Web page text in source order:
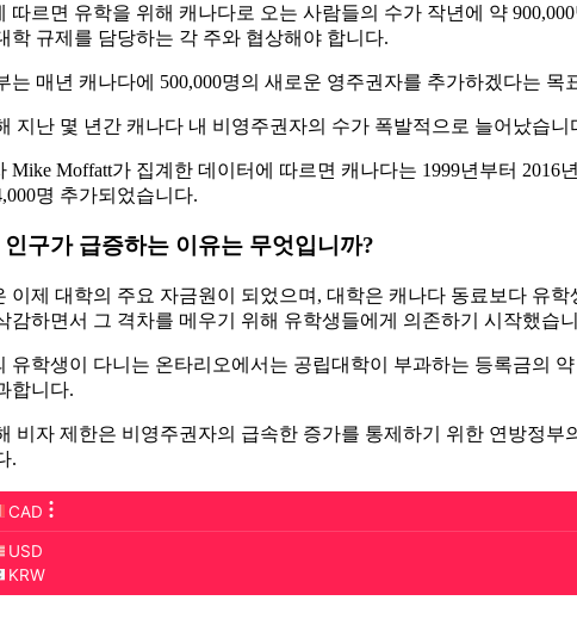
따르면 유학을 위해 캐나다로 오는 사람들의 수가 작년에 약
학 규제를 담당하는 각 주와 협상해야 합니다.
는 매년 캐나다에 500,000명의 새로운 영주권자를 추가하겠다는
지난 몇 년간 캐나다 내 비영주권자의 수가 폭발적으로 늘어났습니
Mike Moffatt가 집계한 데이터에 따르면 캐나다는 1999년부터
명 추가되었습니다.
구가 급증하는 이유는 무엇입니까?
이제 대학의 주요 자금원이 되었으며, 대학은 캐나다 동료보다 유
감하면서 그 격차를 메우기 위해 유학생들에게 의존하기 시작했습
유학생이 다니는 온타리오에서는 공립대학이 부과하는 등록금의
합니다.
비자 제한은 비영주권자의 급속한 증가를 통제하기 위한 연방정
.